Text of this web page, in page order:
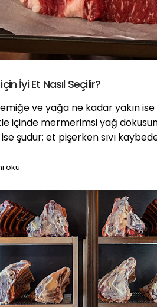
İyi Et Nasıl Seçilir?
ve yağa ne kadar yakın
içinde mermerimsi yağ
şudur; et pişerken sıvı
oku